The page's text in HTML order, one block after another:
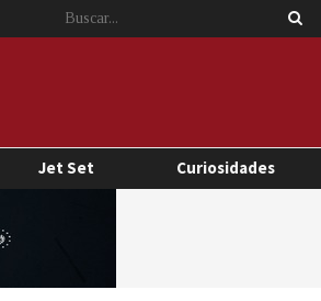
Jet Set Curiosidades